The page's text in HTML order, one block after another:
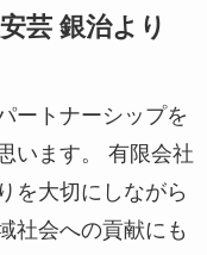
芸 銀治より
ートナーシップを
います。 有限会社
を大切にしながら
社会への貢献にも